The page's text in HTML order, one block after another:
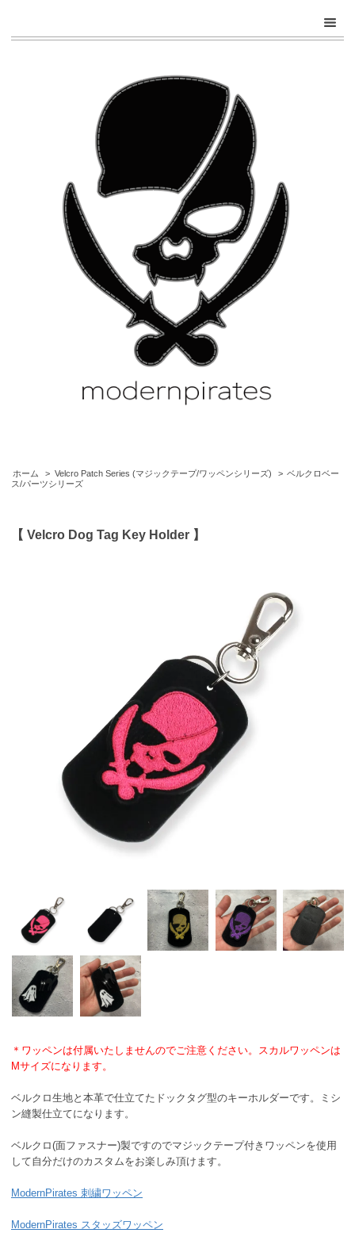
ホーム > Velcro Patch Series (マジックテープ/ワッペンシリーズ) > ベルクロベー
ス/パーツシリーズ
【 Velcro Dog Tag Key Holder 】
＊ワッペンは付属いたしませんのでご注意ください。スカルワッペンは
Mサイズになります。
ベルクロ生地と本革で仕立てたドックタグ型のキーホルダーです。ミシ
ン縫製仕立てになります。
ベルクロ(面ファスナー)製ですのでマジックテープ付きワッペンを使用
して自分だけのカスタムをお楽しみ頂けます。
ModernPirates 刺繍ワッペン
ModernPirates スタッズワッペン